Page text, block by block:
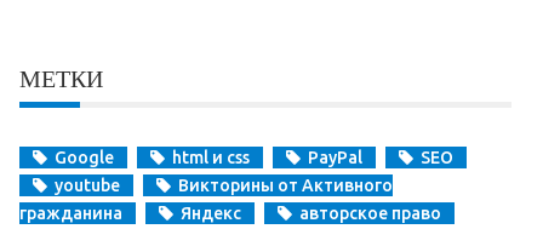
МЕТКИ
Google html и css PayPal
SEO
youtube
Викторины от Активного
гражданина
Яндекс
авторское право